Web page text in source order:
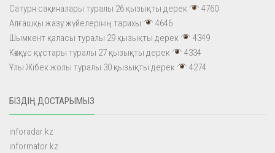
Сатурн сақиналары туралы 26 қызықты дерек
4760
Алғашқы жазу жүйелерінің тарихы
4646
Шымкент қаласы туралы 29 қызықты дерек
4349
Көкқұс құстары туралы 27 қызықты дерек
4334
Ұлы Жібек жолы туралы 30 қызықты дерек
4274
БІЗДІҢ ДОСТАРЫМЫЗ
inforadar.kz
informator.kz